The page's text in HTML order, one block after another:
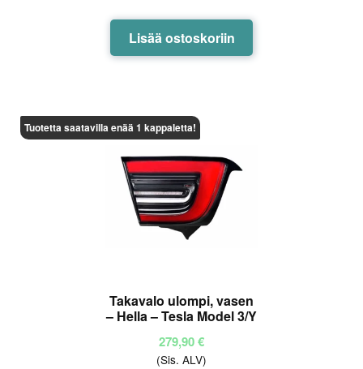
Lisää ostoskoriin
Tuotetta saatavilla enää 1 kappaletta!
Takavalo ulompi, vasen
– Hella – Tesla Model 3/Y
279,90€
(Sis. ALV)